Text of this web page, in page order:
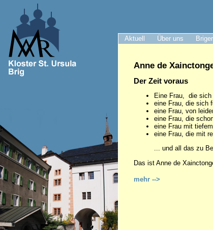
Aktuell Über uns
Anne de
Der Zeit voraus
Eine Frau, die sich
eine Frau, die sich
eine Frau, von
eine Frau, die
eine Frau mit
eine Frau, die mit
... und all das zu
Das ist Anne de
mehr -->